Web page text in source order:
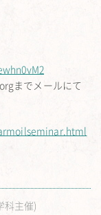
までメールにて
科主催)